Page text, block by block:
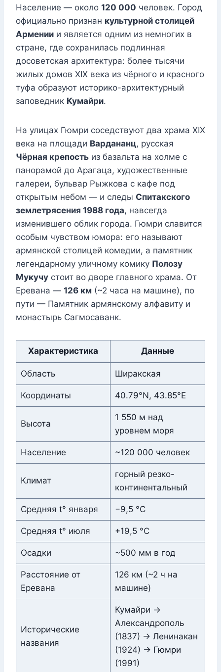
Население — около 120 000 человек. Город
официально признан культурной столицей
Армении и является одним из немногих в
стране, где сохранилась подлинная
досоветская архитектура: более тысячи
жилых домов XIX века из чёрного и красного
туфа образуют историко-архитектурный
заповедник Кумайри.
На улицах Гюмри соседствуют два храма XIX
века на площади Вардананц, русская
Чёрная крепость из базальта на холме с
панорамой до Арагаца, художественные
галереи, бульвар Рыжкова с кафе под
открытым небом — и следы Спитакского
землетрясения 1988 года, навсегда
изменившего облик города. Гюмри славится
особым чувством юмора: его называют
армянской столицей комедии, а памятник
легендарному уличному комику Полозу
Мукучу стоит во дворе главного храма. От
Еревана — 126 км (~2 часа на машине), по
пути — Памятник армянскому алфавиту и
монастырь Сагмосаванк.
Характеристика Данные
Область Ширакская
Координаты 40.79°N, 43.85°E
Высота
1 550 м над
уровнем моря
Население ~120 000 человек
Климат
горный резко-
континентальный
Средняя t° января −9,5 °C
Средняя t° июля +19,5 °C
Осадки ~500 мм в год
Расстояние от
Еревана
126 км (~2 ч на
машине)
Исторические
названия
Кумайри →
Александрополь
(1837) → Ленинакан
(1924) → Гюмри
(1991)